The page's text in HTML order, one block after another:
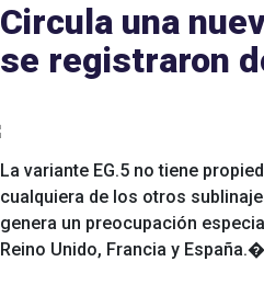
Circula una
se registraron
La variante EG.5 no tiene
cualquiera de los otros
genera un preocupación
Reino Unido, Francia y España.�